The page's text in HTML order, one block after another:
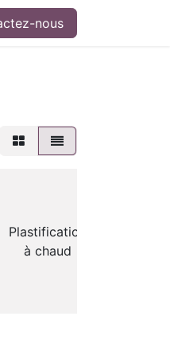
nous
Plastification
à chaud